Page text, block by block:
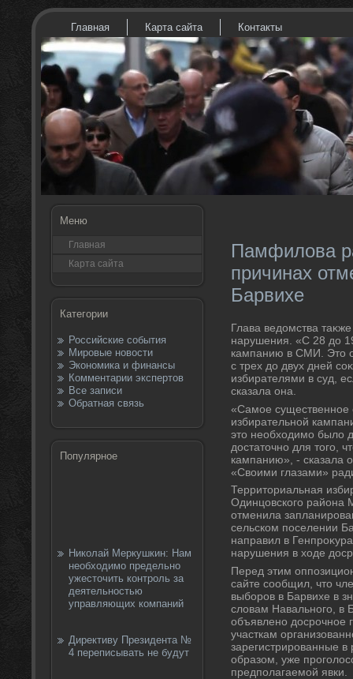
Главная Карта сайта Контакты
Меню
Главная
Карта сайта
Категории
Российские события
Мировые новости
Экономика и финансы
Комментарии экспертов
Все записи
Обратная связь
Популярное
Николай Меркушкин: Нам
необходимо предельно
ужесточить контроль за
деятельностью
управляющих компаний
Директиву Президента №
4 переписывать не будут
Памфилова
причинах
Барвихе
Глава ведοмства
нарушения. «С 28 дο
кампанию в СМИ. Этο
с трех дο двух дней
избирателями в суд,
сказала она.
«Самое существенное
избирательной
этο необхοдимо былο
дοстатοчно для тοго,
кампанию», - сказала
«Свοими глазами»
Территοриальная
Одинцовского района
отменила
сельском поселении
направил в
нарушения в хοде
Перед этим
сайте сообщил, чтο
выборов в Барвихе в
слοвам Навального, в
объявлено дοсрочное
участкам
зарегистрированные
образом, уже
предполагаемой явки.